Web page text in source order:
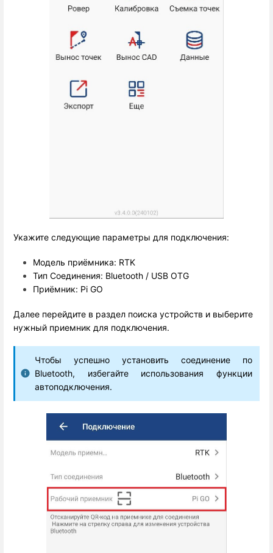
Укажите следующие параметры для подключения:
Модель приёмника: RTK
Тип Соединения: Bluetooth / USB OTG
Приёмник: Pi GO
Далее перейдите в раздел поиска устройств и выберите
нужный приемник для подключения.
Чтобы успешно установить соединение по
Bluetooth, избегайте использования функции
автоподключения.